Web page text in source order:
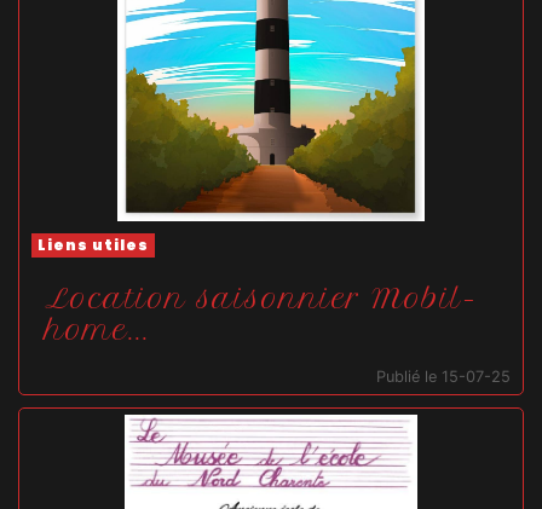
Liens utiles
Location saisonnier Mobil-
home...
Publié le 15-07-25